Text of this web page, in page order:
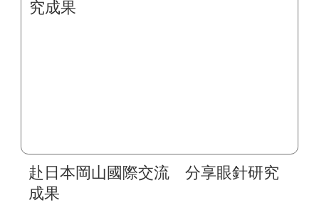
赴日本岡山國際交流 分享眼針研究
成果